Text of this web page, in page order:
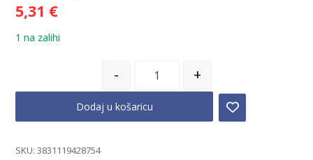
5,31 €
1 na zalihi
- +
Dodaj u košaricu
SKU:3831119428754